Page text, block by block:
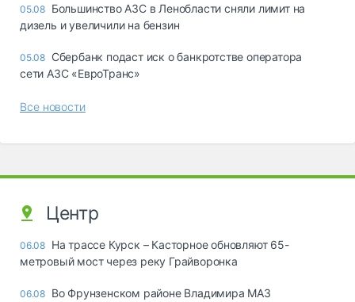
05.08 Большинство АЗС в Ленобласти сняли лимит на
дизель и увеличили на бензин
05.08 Сбербанк подаст иск о банкротстве оператора
сети АЗС «ЕвроТранс»
Все новости
Центр
06.08 На трассе Курск – Касторное обновляют 65-
метровый мост через реку Грайворонка
06.08 Во Фрунзенском районе Владимира МАЗ